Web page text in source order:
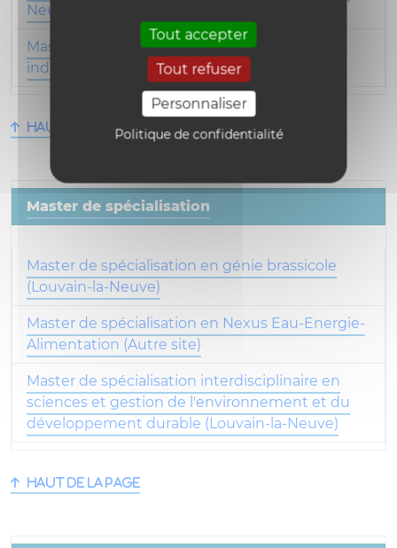
Tout accepter
Tout refuser
Personnaliser
Politique de confidentialité
Neuve)
Master [120] en sciences agronomiques et
industries du vivant (Louvain-la-Neuve)
Haut de la page
Master de spécialisation
Master de spécialisation en génie brassicole
(Louvain-la-Neuve)
Master de spécialisation en Nexus Eau-Energie-
Alimentation (Autre site)
Master de spécialisation interdisciplinaire en
sciences et gestion de l'environnement et du
développement durable (Louvain-la-Neuve)
Haut de la page